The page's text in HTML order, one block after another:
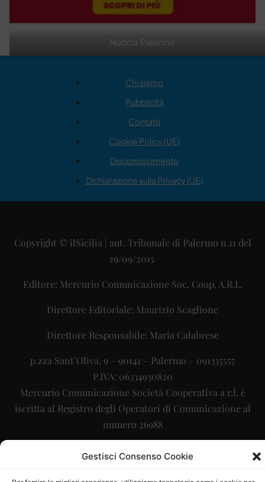
Gestisci Consenso Cookie
Nuccia Palermo
Chi siamo
Pubblicità
Contatti
Cookie Policy (UE)
Disconoscimento
Dichiarazione sulla Privacy (UE)
Copyright © ilSicilia | aut. Tribunale di Palermo n.11 del
29/09/2015
Editore: Mercurio Comunicazione Soc. Coop. A.R.L.
Direttore Editoriale: Maurizio Scaglione
Direttore Responsabile: Maria Calabrese
p.zza Sant’Oliva, 9 – 90141 – Palermo – 091335557
P.IVA: 06334930820
Mercurio Comunicazione Società Cooperativa a r.l. è
iscritta al Registro degli Operatori di Comunicazione al
numero 26988
Sito gestito da La Digitale srl info@ladigitale.it